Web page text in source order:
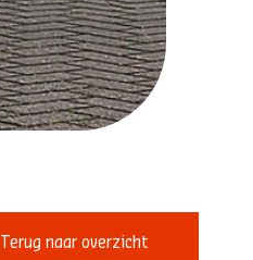
Terug naar overzicht